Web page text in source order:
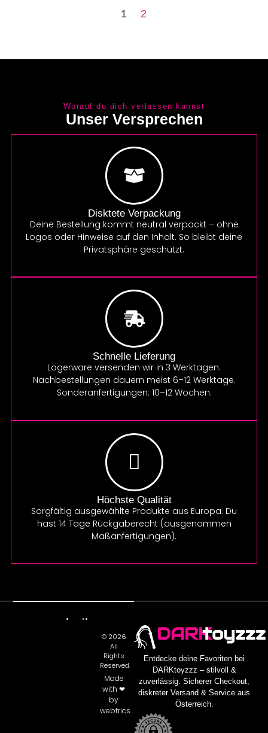
1 2
Worauf du dich verlassen kannst
Unser Versprechen
Disktete Verpackung
Deine Bestellung kommt neutral verpackt – ohne
Logos oder Hinweise auf den Inhalt. So bleibt deine
Privatsphäre geschützt.
Schnelle Lieferung
Lagerware versenden wir in 3 Werktagen.
Nachbestellungen dauern meist 6–12 Werktage.
Sonderanfertigungen: 10–12 Wochen.
Höchste Qualität
Sorgfältig ausgewählte Produkte aus Europa. Du
hast 14 Tage Rückgaberecht (ausgenommen
Maßanfertigungen).
DARKtoyzzz
Entdecke deine Favoriten bei
DARKtoyzzz – stilvoll &
zuverlässig. Sicherer Checkout,
diskreter Versand & Service aus
Österreich.
© 2026
All
Rights
Reserved.
Made
with ❤
by
webtrics